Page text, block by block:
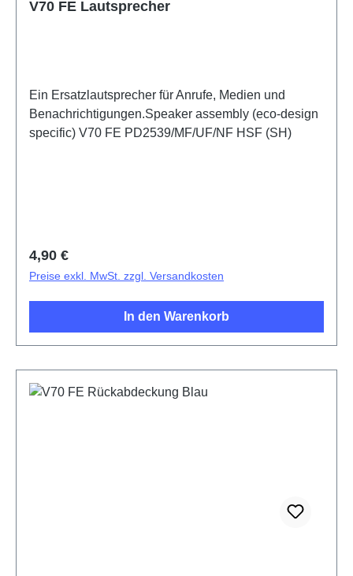
V70 FE Lautsprecher
Ein Ersatzlautsprecher für Anrufe, Medien und
Benachrichtigungen.Speaker assembly (eco-design
specific) V70 FE PD2539/MF/UF/NF HSF (SH)
Regulärer Preis:
4,90 €
Preise exkl. MwSt. zzgl. Versandkosten
In den Warenkorb